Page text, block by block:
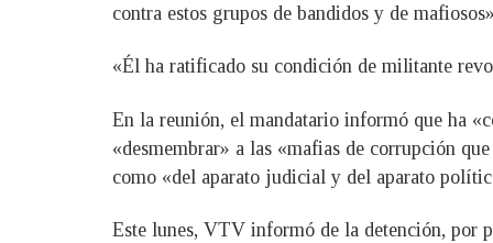
contra estos grupos de bandidos y de
«Él ha ratificado su condición de militante
En la reunión, el mandatario informó que ha
«desmembrar» a las «mafias de corrupción
como «del aparato judicial y del aparato
Este lunes, VTV informó de la detención, por